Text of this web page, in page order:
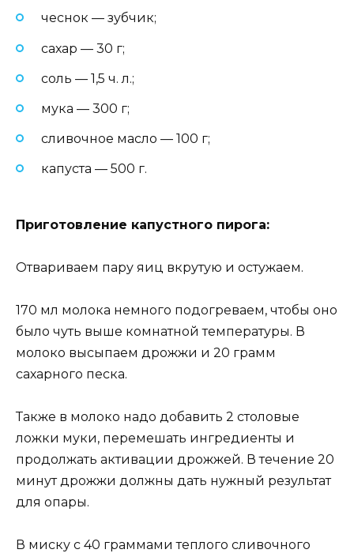
чеснок — зубчик;
сахар — 30 г;
соль — 1,5 ч. л.;
мука — 300 г;
сливочное масло — 100 г;
капуста — 500 г.
Приготовление капустного пирога:
Отвариваем пару яиц вкрутую и остужаем.
170 мл молока немного подогреваем, чтобы оно
было чуть выше комнатной температуры. В
молоко высыпаем дрожжи и 20 грамм
сахарного песка.
Также в молоко надо добавить 2 столовые
ложки муки, перемешать ингредиенты и
продолжать активации дрожжей. В течение 20
минут дрожжи должны дать нужный результат
для опары.
В миску с 40 граммами теплого сливочного